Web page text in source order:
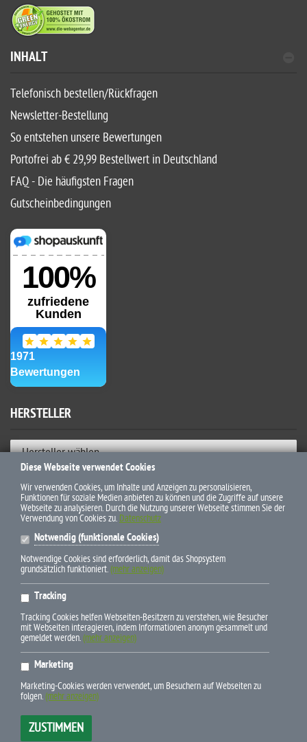
INHALT
Telefonisch bestellen/Rückfragen
Newsletter-Bestellung
So entstehen unsere Bewertungen
Portofrei ab € 29,99 Bestellwert in Deutschland
FAQ - Die häufigsten Fragen
Gutscheinbedingungen
HERSTELLER
Hersteller wählen
ZAHLUNGSWEISEN
* Alle Preise inkl. gesetzl. Mehrwertsteuer zzgl. Versandkosten und
ggf. Nachnahmegebühren, wenn nicht anders beschrieben
Newsletter-Bestellung
Telefon +49 (0) 79 45-9 43 95 24
xt:Commerce 6.6.10 Pro © 2025
Diese Webseite verwendet Cookies
Wir verwenden Cookies, um Inhalte und Anzeigen zu personalisieren,
Funktionen für soziale Medien anbieten zu können und die Zugriffe auf unsere
Webseite zu analysieren. Durch die Nutzung unserer Webseite stimmen Sie der
Verwendung von Cookies zu. Datenschutz
Notwendig (funktionale Cookies)
Notwendige Cookies sind erforderlich, damit das Shopsystem
grundsätzlich funktioniert.(mehr anzeigen)
Tracking
Tracking Cookies helfen Webseiten-Besitzern zu verstehen, wie Besucher
mit Webseiten interagieren, indem Informationen anonym gesammelt und
gemeldet werden.(mehr anzeigen)
Marketing
Marketing-Cookies werden verwendet, um Besuchern auf Webseiten zu
folgen.(mehr anzeigen)
ZUSTIMMEN